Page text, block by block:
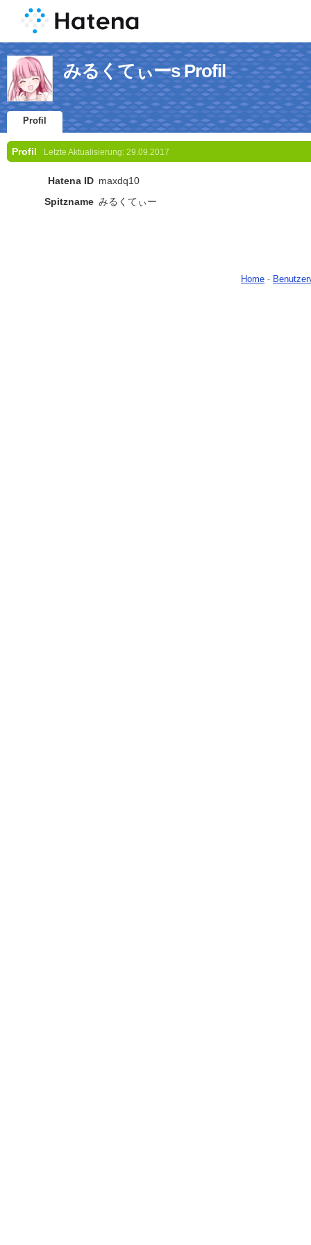
みるくてぃーs Profil
Profil
Profil Letzte Aktualisierung: 29.09.2017
Hatena ID maxdq10
Spitzname みるくてぃー
Home -